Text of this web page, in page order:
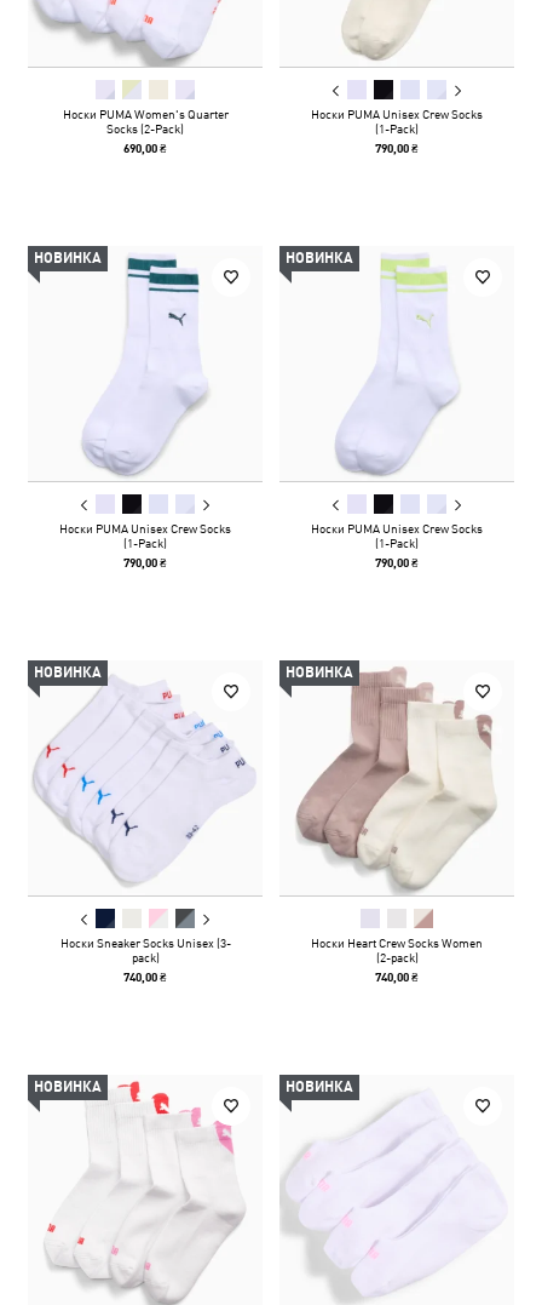
Носки PUMA Women's Quarter
Socks (2-Pack)
690,00 ₴
Носки PUMA Unisex Crew Socks
(1-Pack)
790,00 ₴
НОВИНКА
Носки PUMA Unisex Crew Socks
(1-Pack)
790,00 ₴
НОВИНКА
Носки PUMA Unisex Crew Socks
(1-Pack)
790,00 ₴
НОВИНКА
Носки Sneaker Socks Unisex (3-
pack)
740,00 ₴
НОВИНКА
Носки Heart Crew Socks Women
(2-pack)
740,00 ₴
НОВИНКА НОВИНКА